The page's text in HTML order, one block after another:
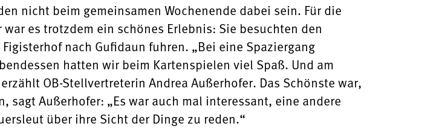
nicht beim gemeinsamen Wochenende dabei sein. Für die
es trotzdem ein schönes Erlebnis: Sie besuchten den
nach Gufidaun fuhren. „Bei eine Spaziergang
hatten wir beim Kartenspielen viel Spaß. Und am
OB-Stellvertreterin Andrea Außerhofer. Das Schönste war,
sagt Außerhofer: „Es war auch mal interessant, eine andere
über ihre Sicht der Dinge zu reden.“